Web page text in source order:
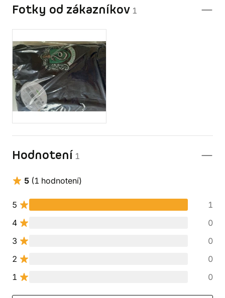
Fotky od zákazníkov 1
Hodnotení 1
5 (1 hodnotení)
5
1
4
0
3
0
2
0
1
0